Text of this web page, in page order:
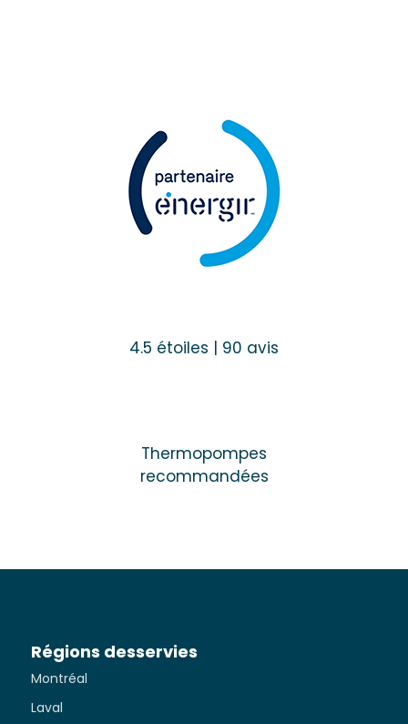
4.5 étoiles | 90 avis
Thermopompes
recommandées
Régions desservies
Montréal
Laval